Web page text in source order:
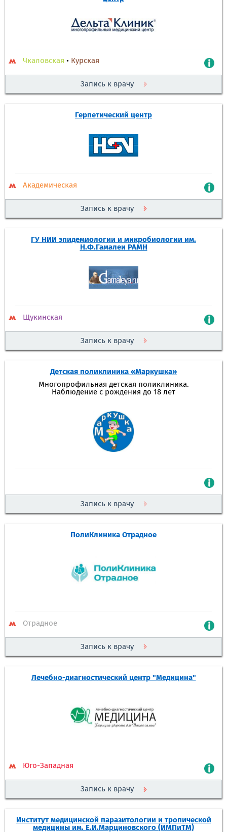
Чкаловская • Курская
Запись к врачу
Герпетический центр
Академическая
Запись к врачу
ГУ НИИ эпидемиологии и микробиологии им.
Н.Ф.Гамалеи РАМН
Щукинская
Запись к врачу
Детская поликлиника «Маркушка»
Многопрофильная детская поликлиника.
Наблюдение с рождения до 18 лет
Запись к врачу
ПолиКлиника Отрадное
Отрадное
Запись к врачу
Лечебно-диагностический центр "Медицина"
Юго-Западная
Запись к врачу
Институт медицинской паразитологии и тропической
медицины им. Е.И.Марциновского (ИМПиТМ)